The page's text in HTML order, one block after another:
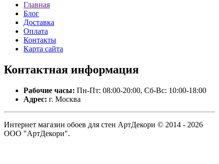
Главная
Блог
Доставка
Оплата
Контакты
Карта сайта
Контактная информация
Рабочие часы: Пн-Пт: 08:00-20:00, Сб-Вс: 10:00-18:00
Адрес: г. Москва
Интернет магазин обоев для стен АртДекори © 2014 - 2026
ООО "АртДекори".